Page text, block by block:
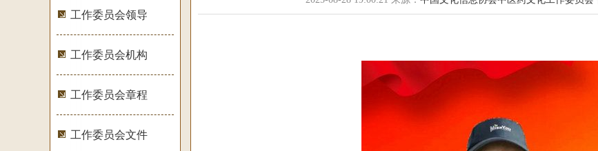
工作委员会领导
工作委员会机构
工作委员会章程
工作委员会文件